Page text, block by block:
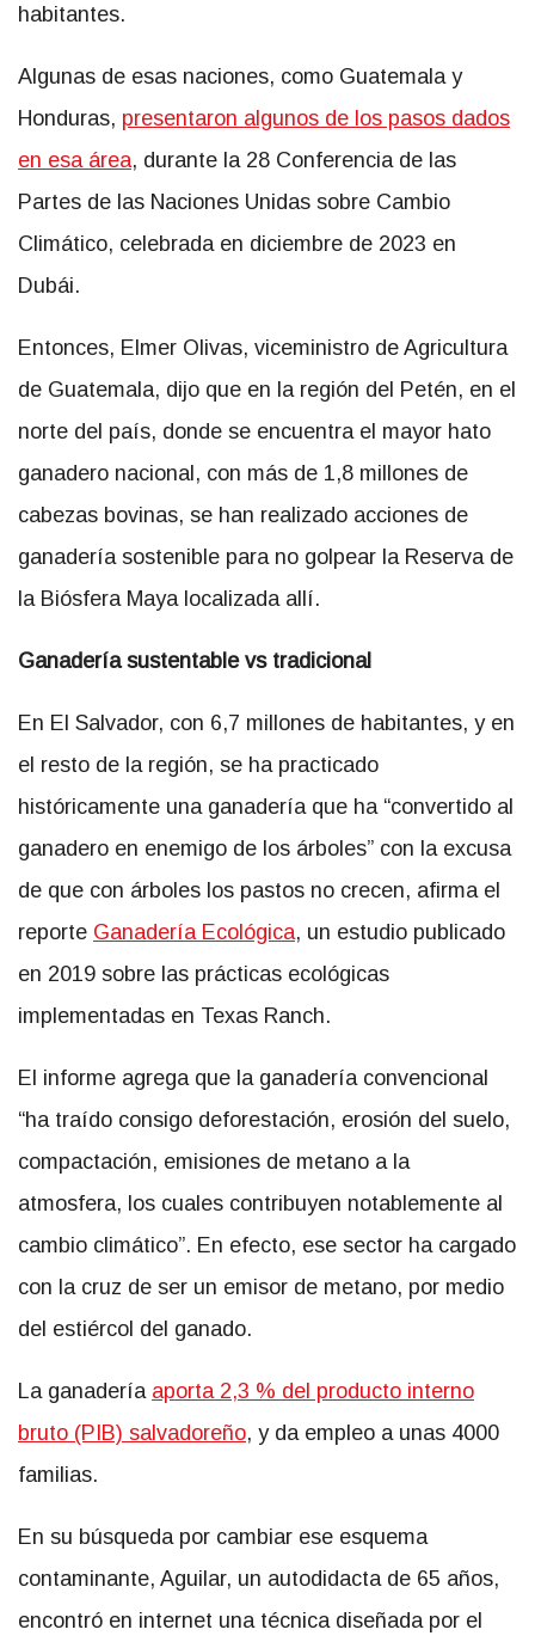
habitantes.
Algunas de esas naciones, como Guatemala y
Honduras, presentaron algunos de los pasos dados
en esa área, durante la 28 Conferencia de las
Partes de las Naciones Unidas sobre Cambio
Climático, celebrada en diciembre de 2023 en
Dubái.
Entonces, Elmer Olivas, viceministro de Agricultura
de Guatemala, dijo que en la región del Petén, en el
norte del país, donde se encuentra el mayor hato
ganadero nacional, con más de 1,8 millones de
cabezas bovinas, se han realizado acciones de
ganadería sostenible para no golpear la Reserva de
la Biósfera Maya localizada allí.
Ganadería sustentable vs tradicional
En El Salvador, con 6,7 millones de habitantes, y en
el resto de la región, se ha practicado
históricamente una ganadería que ha “convertido al
ganadero en enemigo de los árboles” con la excusa
de que con árboles los pastos no crecen, afirma el
reporte Ganadería Ecológica, un estudio publicado
en 2019 sobre las prácticas ecológicas
implementadas en Texas Ranch.
El informe agrega que la ganadería convencional
“ha traído consigo deforestación, erosión del suelo,
compactación, emisiones de metano a la
atmosfera, los cuales contribuyen notablemente al
cambio climático”. En efecto, ese sector ha cargado
con la cruz de ser un emisor de metano, por medio
del estiércol del ganado.
La ganadería aporta 2,3 % del producto interno
bruto (PIB) salvadoreño, y da empleo a unas 4000
familias.
En su búsqueda por cambiar ese esquema
contaminante, Aguilar, un autodidacta de 65 años,
encontró en internet una técnica diseñada por el